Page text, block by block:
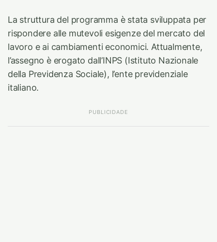
La struttura del programma è stata sviluppata per
rispondere alle mutevoli esigenze del mercato del
lavoro e ai cambiamenti economici. Attualmente,
l’assegno è erogato dall’INPS (Istituto Nazionale
della Previdenza Sociale), l’ente previdenziale
italiano.
PUBLICIDADE